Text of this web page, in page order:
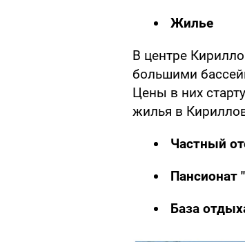
Жилье
В центре
большими
Цены в них
жилья в
Частный
Пансионат
База